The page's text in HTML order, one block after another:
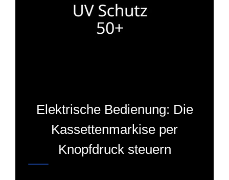
Elektrische Bedienung: Die
Kassettenmarkise per
Knopfdruck steuern